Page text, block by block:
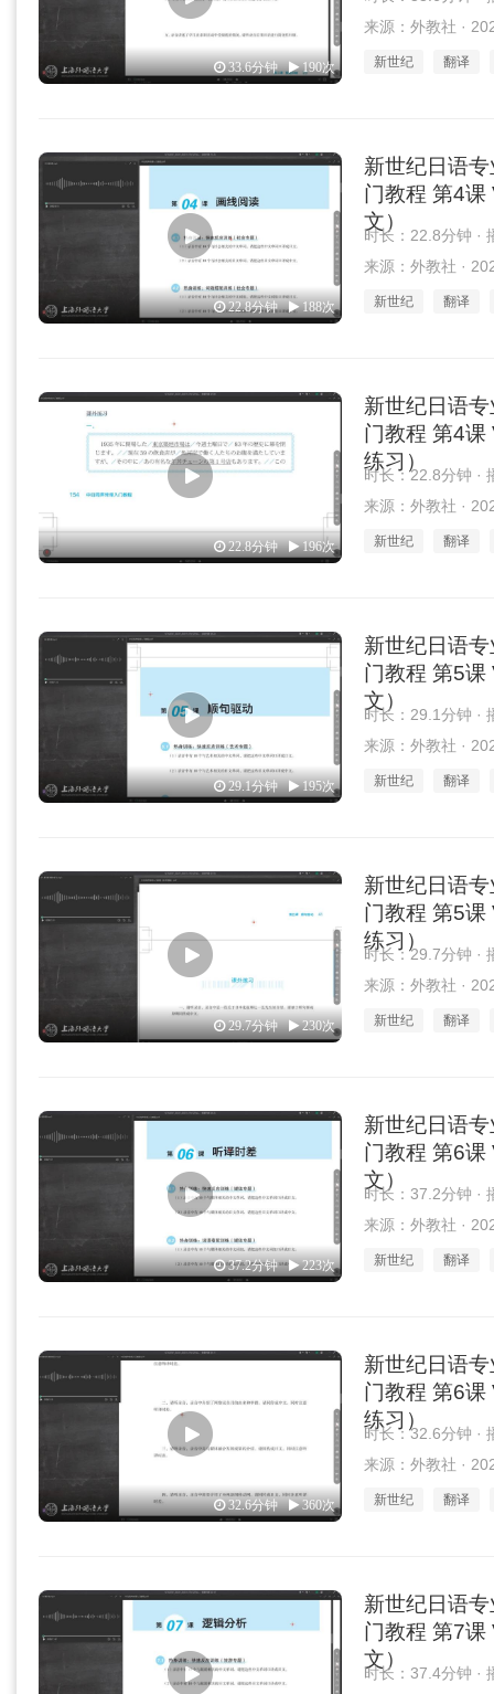
33.6分钟 190次
来源：外教社 ·
新世纪 翻译
22.8分钟 188次
新世纪日语
门教程 第4
文）
时长：22.8分钟 ·
来源：外教社 ·
新世纪 翻译
22.8分钟 196次
新世纪日语
门教程 第4
练习）
时长：22.8分钟 ·
来源：外教社 ·
新世纪 翻译
29.1分钟 195次
新世纪日语
门教程 第5
文）
时长：29.1分钟 ·
来源：外教社 ·
新世纪 翻译
29.7分钟 230次
新世纪日语
门教程 第5
练习）
时长：29.7分钟 ·
来源：外教社 ·
新世纪 翻译
37.2分钟 223次
新世纪日语
门教程 第6课
文）
时长：37.2分钟 ·
来源：外教社 ·
新世纪 翻译
32.6分钟 360次
新世纪日语
门教程 第6
练习）
时长：32.6分钟 ·
来源：外教社 ·
新世纪 翻译
新世纪日语
门教程 第7
文）
时长：37.4分钟 ·